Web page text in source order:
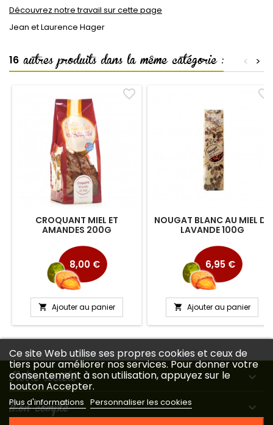
Découvrez notre travail sur cette page
Jean et Laurence Hager
16 autres produits dans la même catégorie : >
<
CROQUANT MIEL ET
AMANDES 200G
8,00 €
 Ajouter au panier
favorite_border
NOUGAT BLANC AU MIEL DE
LAVANDE 100G
6,95 €
 Ajouter au panier
favorite_border
Notre société 
Mon compte 
Ce site Web utilise ses propres cookies et ceux de
tiers pour améliorer nos services. Pour donner votre
consentement à son utilisation, appuyez sur le
bouton Accepter.
Plus d'informations Personnaliser les cookies